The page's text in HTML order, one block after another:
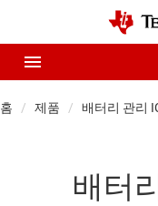
홈 제품 배터리 관리
배터